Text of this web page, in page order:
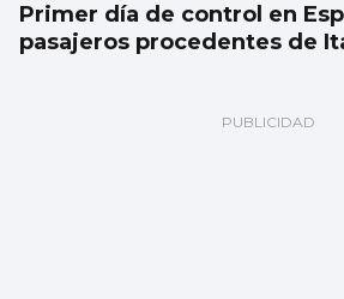
Primer día de control en
pasajeros procedentes de